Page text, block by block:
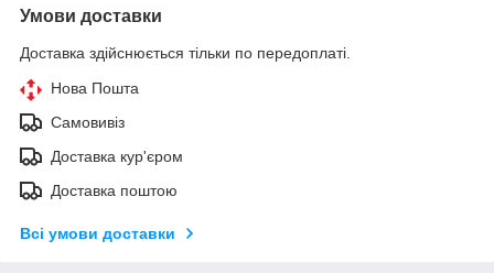
Умови доставки
Доставка здійснюється тільки по передоплаті.
Нова Пошта
Самовивіз
Доставка кур'єром
Доставка поштою
Всі умови доставки